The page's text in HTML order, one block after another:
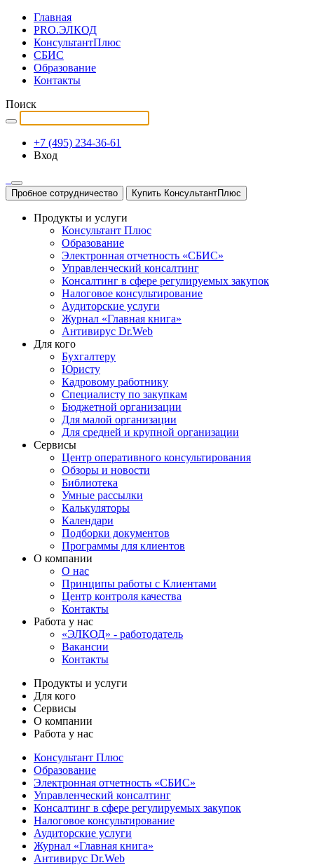
Главная
PRO.ЭЛКОД
КонсультантПлюс
СБИС
Образование
Контакты
Поиск
+7 (495) 234-36-61
Вход
Пробное сотрудничество Купить КонсультантПлюс
Продукты и услуги
Консультант Плюс
Образование
Электронная отчетность «СБИС»
Управленческий консалтинг
Консалтинг в сфере регулируемых закупок
Налоговое консультирование
Аудиторские услуги
Журнал «Главная книга»
Антивирус Dr.Web
Для кого
Бухгалтеру
Юристу
Кадровому работнику
Специалисту по закупкам
Бюджетной организации
Для малой организации
Для средней и крупной организации
Сервисы
Центр оперативного консультирования
Обзоры и новости
Библиотека
Умные рассылки
Калькуляторы
Календари
Подборки документов
Программы для клиентов
О компании
О нас
Принципы работы с Клиентами
Центр контроля качества
Контакты
Работа у нас
«ЭЛКОД» - работодатель
Вакансии
Контакты
Продукты и услуги
Для кого
Сервисы
О компании
Работа у нас
Консультант Плюс
Образование
Электронная отчетность «СБИС»
Управленческий консалтинг
Консалтинг в сфере регулируемых закупок
Налоговое консультирование
Аудиторские услуги
Журнал «Главная книга»
Антивирус Dr.Web